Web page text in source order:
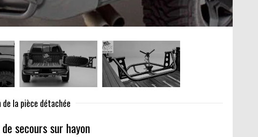
la pièce détachée
secours sur hayon